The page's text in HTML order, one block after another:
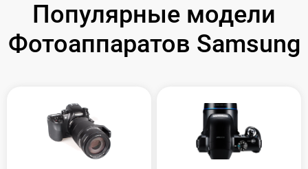
Популярные модели
Фотоаппаратов Samsung